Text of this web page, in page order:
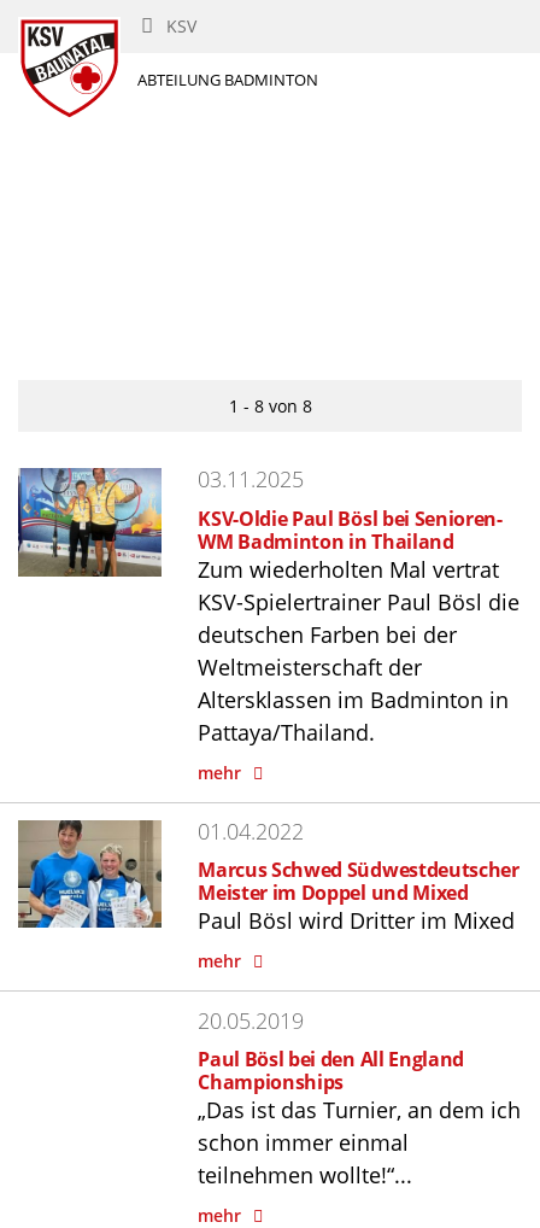
KSV
ABTEILUNG BADMINTON
1 - 8 von 8
03.11.2025
KSV-Oldie Paul Bösl bei Senioren-
WM Badminton in Thailand
Zum wiederholten Mal vertrat
KSV-Spielertrainer Paul Bösl die
deutschen Farben bei der
Weltmeisterschaft der
Altersklassen im Badminton in
Pattaya/Thailand.
mehr
01.04.2022
Marcus Schwed Südwestdeutscher
Meister im Doppel und Mixed
Paul Bösl wird Dritter im Mixed
mehr
20.05.2019
Paul Bösl bei den All England
Championships
„Das ist das Turnier, an dem ich
schon immer einmal
teilnehmen wollte!“...
mehr